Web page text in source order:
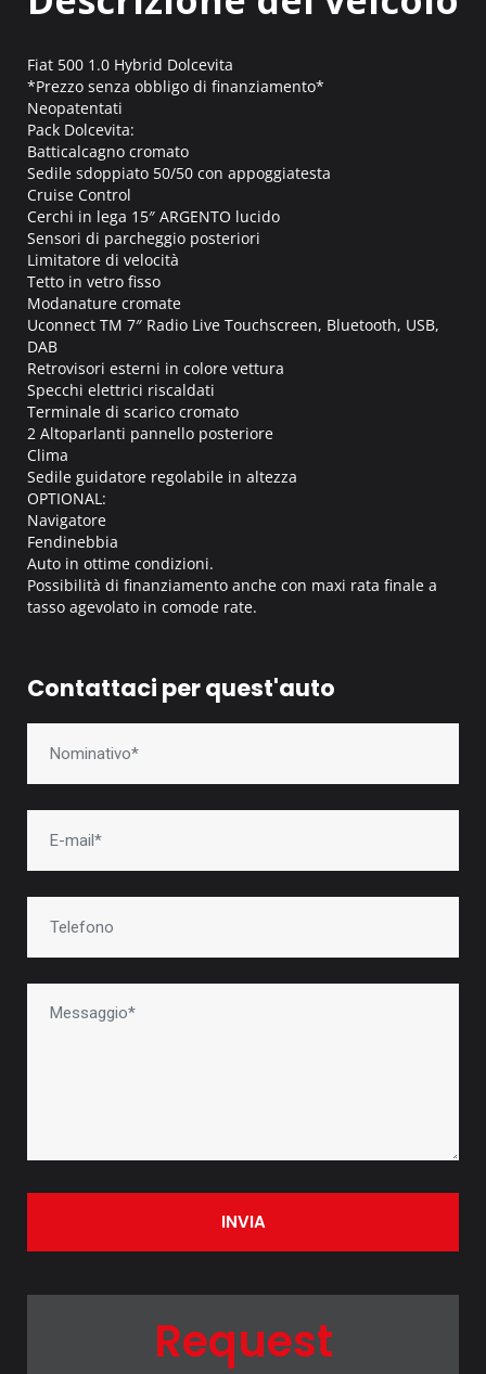
Fiat 500 1.0 Hybrid Dolcevita
*Prezzo senza obbligo di finanziamento*
Neopatentati
Pack Dolcevita:
Batticalcagno cromato
Sedile sdoppiato 50/50 con appoggiatesta
Cruise Control
Cerchi in lega 15″ ARGENTO lucido
Sensori di parcheggio posteriori
Limitatore di velocità
Tetto in vetro fisso
Modanature cromate
Uconnect TM 7″ Radio Live Touchscreen, Bluetooth, USB,
DAB
Retrovisori esterni in colore vettura
Specchi elettrici riscaldati
Terminale di scarico cromato
2 Altoparlanti pannello posteriore
Clima
Sedile guidatore regolabile in altezza
OPTIONAL:
Navigatore
Fendinebbia
Auto in ottime condizioni.
Possibilità di finanziamento anche con maxi rata finale a
tasso agevolato in comode rate.
Contattaci per quest'auto
INVIA
Request